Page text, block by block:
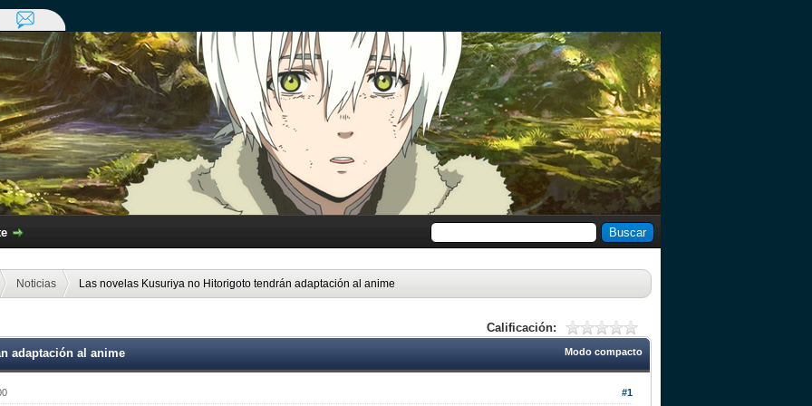
Noticias Las novelas Kusuriya no Hitorigoto tendrán adaptación al anime
Calificación:
Modo compacto
adaptación al anime
#1